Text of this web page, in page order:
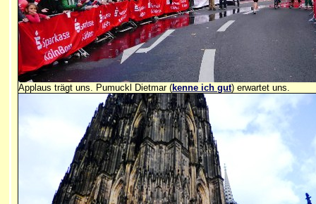
Applaus trägt uns. Pumuckl Dietmar (kenne ich gut) erwartet uns.